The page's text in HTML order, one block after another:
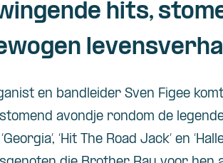
hits,
en bandleider Sven Figee
avondje rondom de
‘Hit The Road Jack’ en